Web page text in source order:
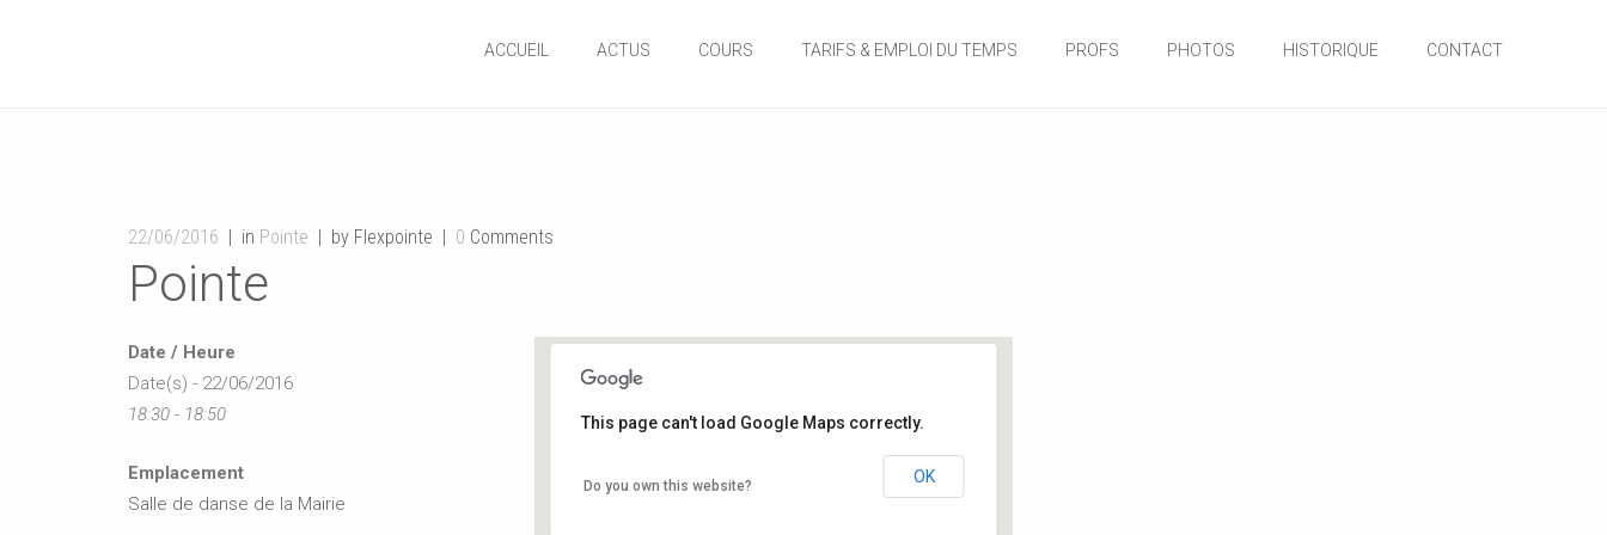
ACCUEIL ACTUS COURS TARIFS & EMPLOI DU TEMPS PROFS PHOTOS HISTORIQUE CONTACT
22/06/2016 in Pointe by Flexpointe 0 Comments
Pointe
12, rue de l'hôtel de ville - Buxerolles
This page can't load Google Maps correctly.
Do you own this website?
OK
Date / Heure
Date(s) - 22/06/2016
18:30 - 18:50
Emplacement
Salle de danse de la Mairie